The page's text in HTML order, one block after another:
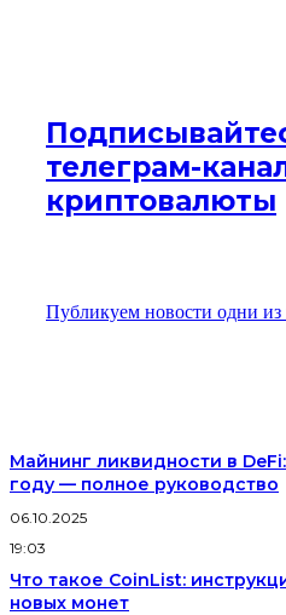
телеграм-
криптовалюты
Публикуем новости одни
Майнинг ликвидности в
году — полное руководство
06.10.2025
19:03
Что такое CoinList:
новых монет